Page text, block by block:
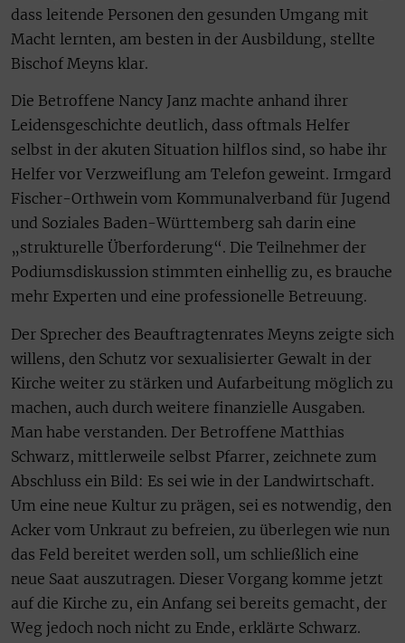
dass leitende Personen den gesunden Umgang mit
Macht lernten, am besten in der Ausbildung, stellte
Bischof Meyns klar.
Die Betroffene Nancy Janz machte anhand ihrer
Leidensgeschichte deutlich, dass oftmals Helfer
selbst in der akuten Situation hilflos sind, so habe ihr
Helfer vor Verzweiflung am Telefon geweint. Irmgard
Fischer-Orthwein vom Kommunalverband für Jugend
und Soziales Baden-Württemberg sah darin eine
„strukturelle Überforderung“. Die Teilnehmer der
Podiumsdiskussion stimmten einhellig zu, es brauche
mehr Experten und eine professionelle Betreuung.
Der Sprecher des Beauftragtenrates Meyns zeigte sich
willens, den Schutz vor sexualisierter Gewalt in der
Kirche weiter zu stärken und Aufarbeitung möglich zu
machen, auch durch weitere finanzielle Ausgaben.
Man habe verstanden. Der Betroffene Matthias
Schwarz, mittlerweile selbst Pfarrer, zeichnete zum
Abschluss ein Bild: Es sei wie in der Landwirtschaft.
Um eine neue Kultur zu prägen, sei es notwendig, den
Acker vom Unkraut zu befreien, zu überlegen wie nun
das Feld bereitet werden soll, um schließlich eine
neue Saat auszutragen. Dieser Vorgang komme jetzt
auf die Kirche zu, ein Anfang sei bereits gemacht, der
Weg jedoch noch nicht zu Ende, erklärte Schwarz.